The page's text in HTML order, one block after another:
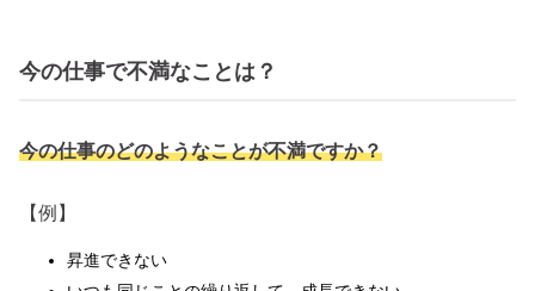
今の仕事で不満なことは？
今の仕事のどのようなことが不満ですか？
【例】
昇進できない